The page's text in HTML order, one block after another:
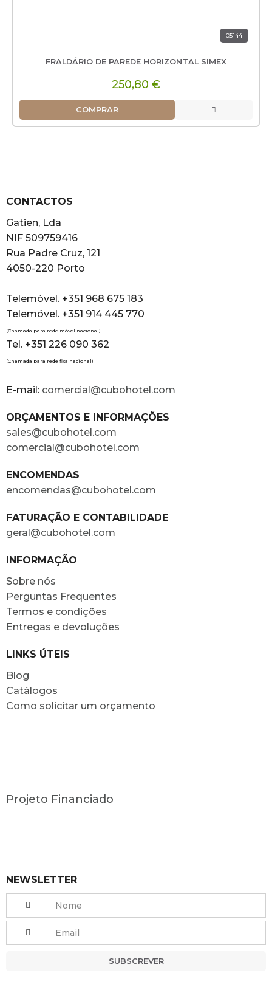
05144
FRALDÁRIO DE PAREDE HORIZONTAL SIMEX
250,80 €
COMPRAR
CONTACTOS
Gatien, Lda
NIF 509759416
Rua Padre Cruz, 121
4050-220 Porto
Telemóvel. +351 968 675 183
Telemóvel. +351 914 445 770
(Chamada para rede móvel nacional)
Tel. +351 226 090 362
(Chamada para rede fixa nacional)
E-mail: comercial@cubohotel.com
ORÇAMENTOS E INFORMAÇÕES
sales@cubohotel.com
comercial@cubohotel.com
ENCOMENDAS
encomendas@cubohotel.com
FATURAÇÃO E CONTABILIDADE
geral@cubohotel.com
INFORMAÇÃO
Sobre nós
Perguntas Frequentes
Termos e condições
Entregas e devoluções
LINKS ÚTEIS
Blog
Catálogos
Como solicitar um orçamento
Projeto Financiado
NEWSLETTER
SUBSCREVER